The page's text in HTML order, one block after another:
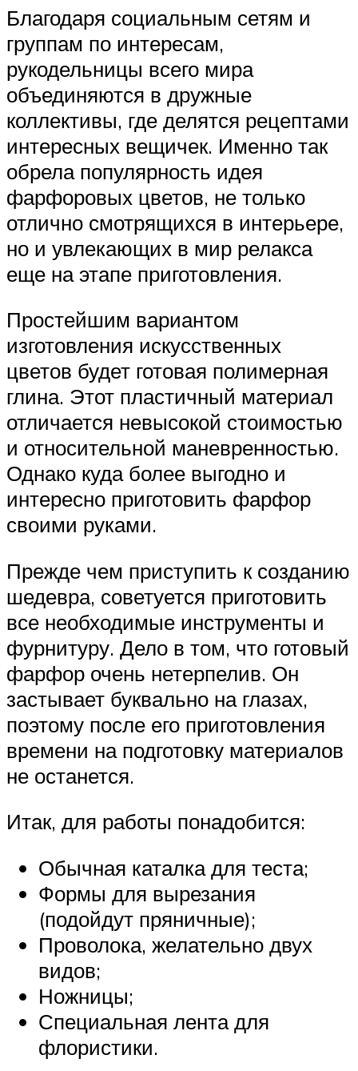
Благодаря социальным сетям и
группам по интересам,
рукодельницы всего мира
объединяются в дружные
коллективы, где делятся рецептами
интересных вещичек. Именно так
обрела популярность идея
фарфоровых цветов, не только
отлично смотрящихся в интерьере,
но и увлекающих в мир релакса
еще на этапе приготовления.
Простейшим вариантом
изготовления искусственных
цветов будет готовая полимерная
глина. Этот пластичный материал
отличается невысокой стоимостью
и относительной маневренностью.
Однако куда более выгодно и
интересно приготовить фарфор
своими руками.
Прежде чем приступить к созданию
шедевра, советуется приготовить
все необходимые инструменты и
фурнитуру. Дело в том, что готовый
фарфор очень нетерпелив. Он
застывает буквально на глазах,
поэтому после его приготовления
времени на подготовку материалов
не останется.
Итак, для работы понадобится:
Обычная каталка для теста;
Формы для вырезания
(подойдут пряничные);
Проволока, желательно двух
видов;
Ножницы;
Специальная лента для
флористики.